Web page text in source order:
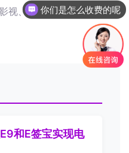
视、青岛地铁等200+企业
和E签宝实现电
你们是怎么收费的呢